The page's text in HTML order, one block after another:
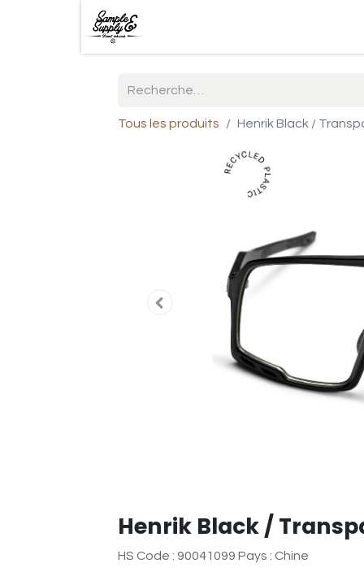
Tous les produits Henrik Black /
Henrik Black /
HS Code : 90041099 Pays : Chine